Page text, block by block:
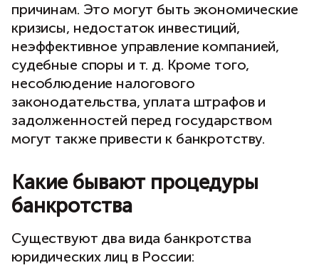
причинам. Это могут быть экономические
кризисы, недостаток инвестиций,
неэффективное управление компанией,
судебные споры и т. д. Кроме того,
несоблюдение налогового
законодательства, уплата штрафов и
задолженностей перед государством
могут также привести к банкротству.
Какие бывают процедуры
банкротства
Существуют два вида банкротства
юридических лиц в России: